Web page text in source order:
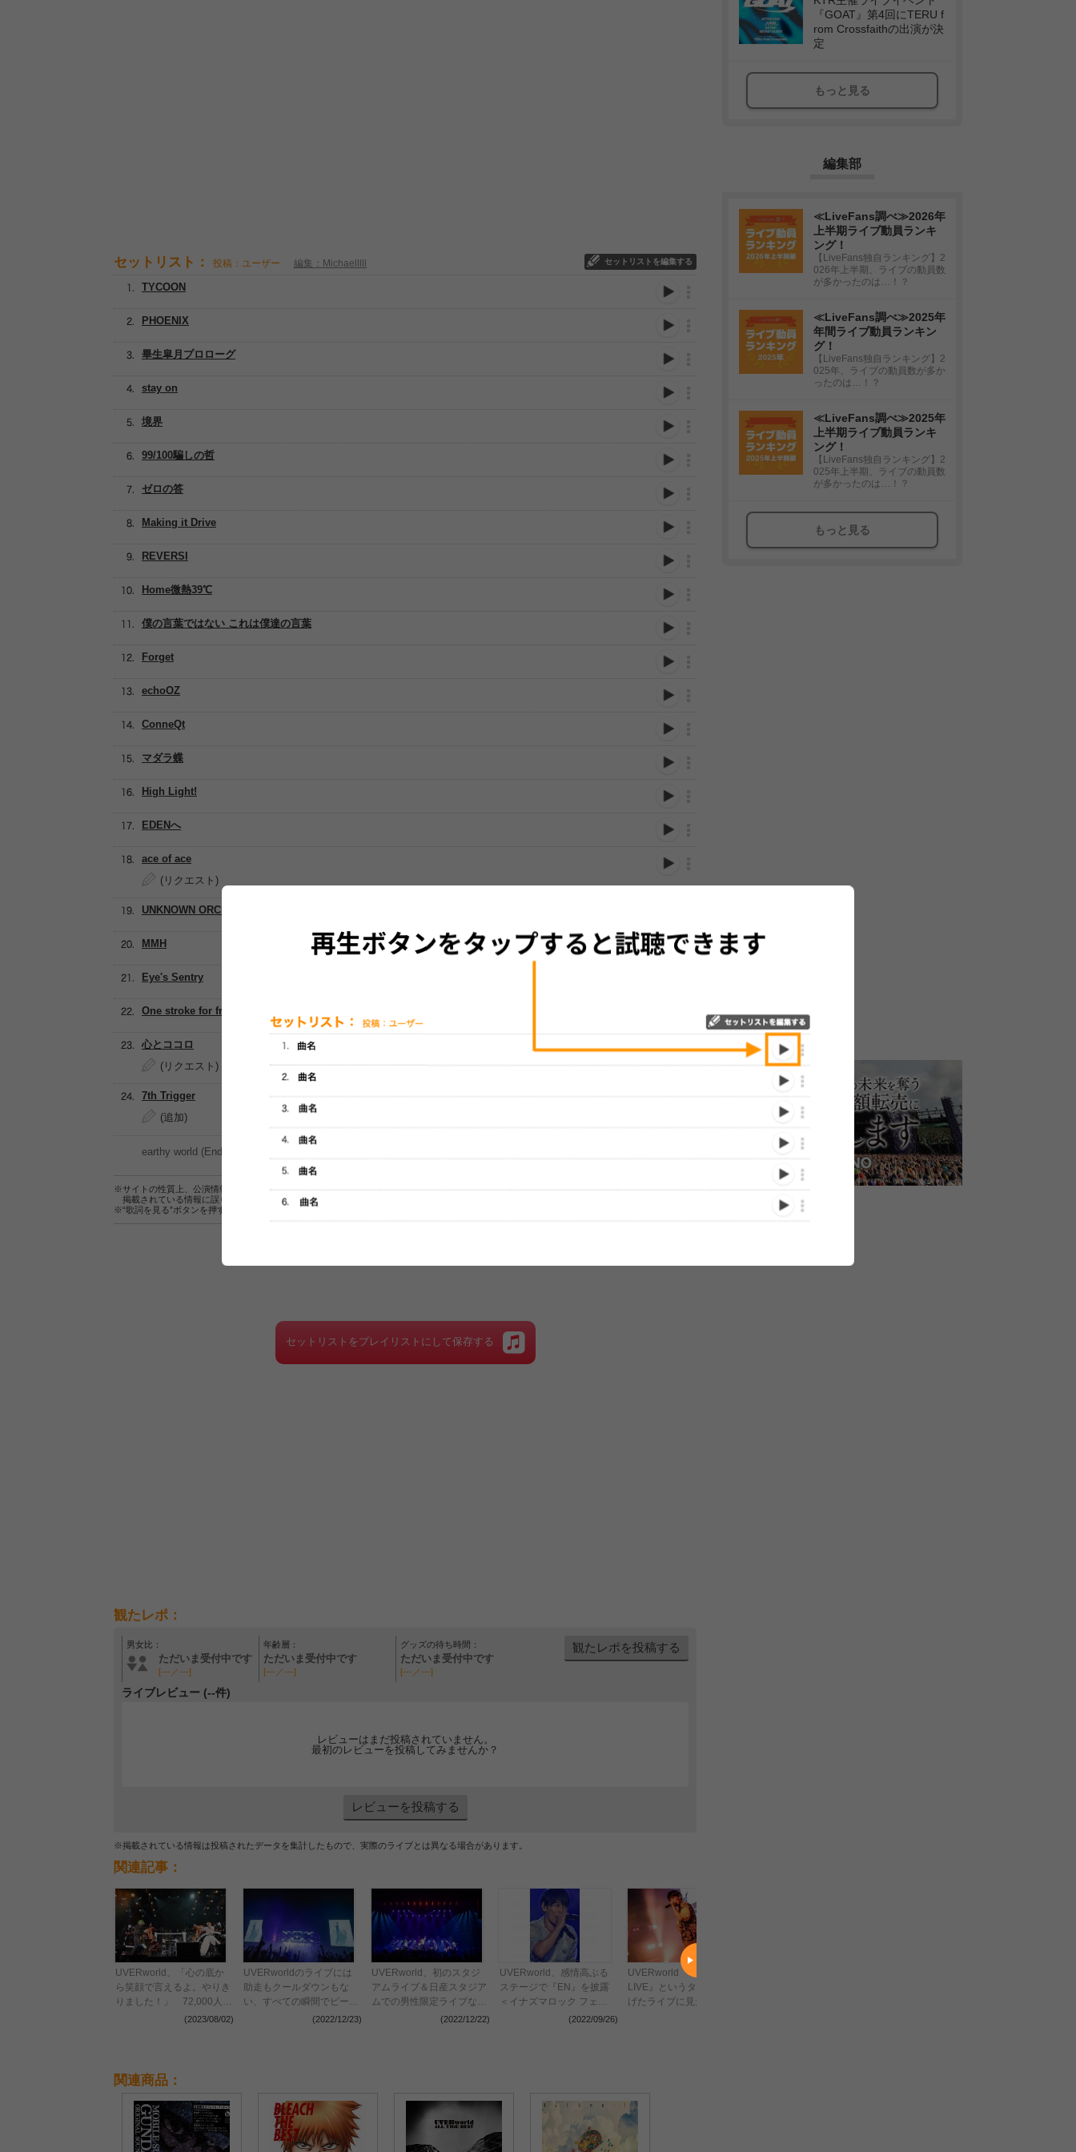
セットリスト： 投稿：ユーザー 編集：Michaelllll セットリストを編集する
REVERSI
PHOENIX
境界
stay on
畢生皐月プロローグ
Making it Drive
ゼロの答
99/100騙しの哲
TYCOON
Home微熱39℃
僕の言葉ではない これは僕達の言葉
Forget
echoOZ
ConneQt
マダラ蝶
High Light!
EDENへ
ace of ace
(リクエスト)
UNKNOWN ORCHESTRA
MMH
Eye's Sentry
One stroke for freedom
心とココロ
(リクエスト)
7th Trigger
(追加)
earthy world (Ending)
※サイトの性質上、公演情報およびセットリスト情報の正確性は保証されませんので、あらかじめご了承ください。
掲載されている情報に誤りがある場合は、
こちらよりご連絡をお願い致します。
※“歌詞を見る”ボタンを押すと、株式会社ページワンが運営する歌詞サイト「
セットリストをプレイリストにして保存する
観たレポ：
男女比：
ただいま受付中です
[---／---]
年齢層：
ただいま受付中です
[---／---]
グッズの待ち時間：
ただいま受付中です
[---／---]
観たレポを投稿する
ライブレビュー (--件)
レビューはまだ投稿されていません。
最初のレビューを投稿してみませんか？
レビューを投稿する
※掲載されている情報は投稿されたデータを集計したもので、実際のライブとは異なる場合があります。
関連記事：
UVERworld、「心の底か
ら笑顔で言えるよ。やりき
りました！」 72,000人の
シンガロングが響いた日産
(2023/08/02)
UVERworldのライブには
助走もクールダウンもな
い、すべての瞬間でピーク
を振り切った『THE LIVE
(2022/12/23)
UVERworld、初のスタジ
アムライブ＆日産スタジア
ムでの男性限定ライブなど
の開催を発表 “TAKUYA∞
(2022/12/22)
UVERworld、感情高ぶる
ステージで『EN』を披露
＜イナズマロック フェス
(2022/09/26)
UVERworld 『THE
LIVE』というタイトルを掲
げたライブに見た反骨精
関連商品：
『GOAT』第4回にTERU f
rom Crossfaithの出演が決
定
もっと見る
編集部
≪LiveFans調べ≫2026年
上半期ライブ動員ランキ
ング！
【LiveFans独自ランキング】2
026年上半期、ライブの動員数
が多かったのは…！？
≪LiveFans調べ≫2025年
年間ライブ動員ランキン
グ！
【LiveFans独自ランキング】2
025年、ライブの動員数が多か
ったのは…！？
≪LiveFans調べ≫2025年
上半期ライブ動員ランキ
ング！
【LiveFans独自ランキング】2
025年上半期、ライブの動員数
が多かったのは…！？
もっと見る